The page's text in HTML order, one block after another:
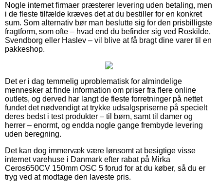
Nogle internet firmaer præsterer levering uden betaling, men
i de fleste tilfælde kræves det at du bestiller for en konkret
sum. Som alternativ bør man beslutte sig for den prisbilligste
fragtform, som ofte – hvad end du befinder sig ved Roskilde,
Svendborg eller Haslev – vil blive at få bragt dine varer til en
pakkeshop.
Det er i dag temmelig uproblematisk for almindelige
mennesker at finde information om priser fra flere online
outlets, og derved har langt de fleste forretninger på nettet
fundet det nødvendigt at trykke udsalgspriserne på specielt
deres bedst i test produkter – til børn, samt til damer og
herrer – enormt, og endda nogle gange frembyde levering
uden beregning.
Det kan dog immervæk være lønsomt at besigtige visse
internet varehuse i Danmark efter rabat på Mirka
Ceros650CV 150mm OSC 5 forud for at du køber, så du er
tryg ved at modtage den laveste pris.